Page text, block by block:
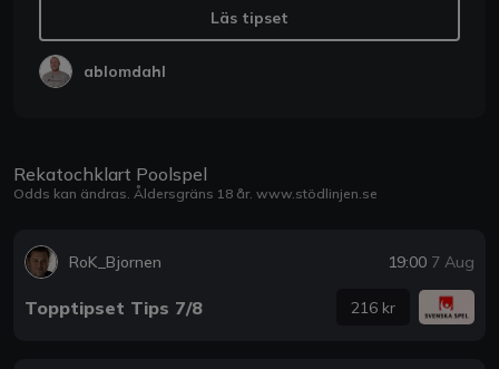
Läs tipset
ablomdahl
Rekatochklart Poolspel
Odds kan ändras. Åldersgräns 18 år. www.stödlinjen.se
RoK_Bjornen 19:00 7 Aug
Topptipset Tips 7/8 216 kr